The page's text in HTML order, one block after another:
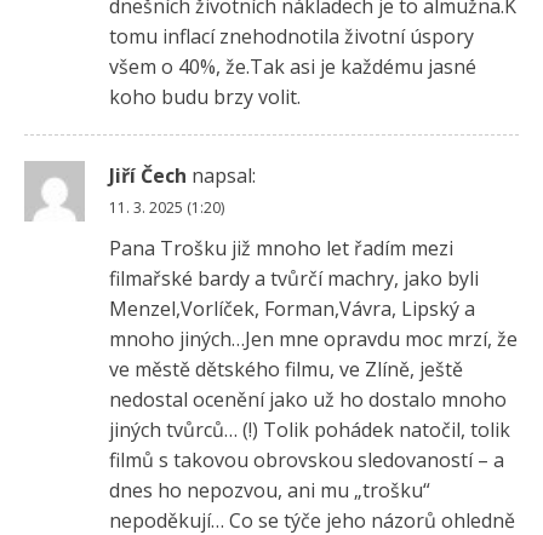
dnešních životních nákladech je to almužna.K
tomu inflací znehodnotila životní úspory
všem o 40%, že.Tak asi je každému jasné
koho budu brzy volit.
Jiří Čech napsal:
11. 3. 2025 (1:20)
Pana Trošku již mnoho let řadím mezi
filmařské bardy a tvůrčí machry, jako byli
Menzel,Vorlíček, Forman,Vávra, Lipský a
mnoho jiných…Jen mne opravdu moc mrzí, že
ve městě dětského filmu, ve Zlíně, ještě
nedostal ocenění jako už ho dostalo mnoho
jiných tvůrců… (!) Tolik pohádek natočil, tolik
filmů s takovou obrovskou sledovaností – a
dnes ho nepozvou, ani mu „trošku“
nepoděkují… Co se týče jeho názorů ohledně